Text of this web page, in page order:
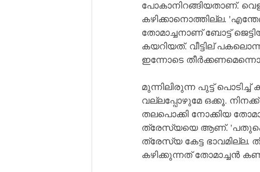
പോകാനിറങ്ങിയതാണ്.
കഴിക്കാനൊത്തില്ല.
തോമാച്ചനാണ് ബോട്ട്
കയറിയത്. വീട്ടില്
ഇന്നോടെ
മുന്നിലിരുന്ന പുട്ട്
വല്ലപ്പോഴുമേ ഒക്കൂ.
തലപൊക്കി നോക്കിയ
ത്രേസ്യയെ ആണ്‌. 'പതുക്കെ കഴിച്ചാ മതി' എന്ന് തോമാച്ചൻ പലതവണ പറഞ്ഞിട്ടും
ത്രേസ്യ കേട്ട ഭാവമില്ല.
കഴിക്കുന്നത് തോമാച്ചൻ